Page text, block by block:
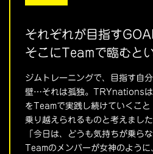
それぞれが目指す
そこにTeamで臨むと
ジムトレーニングで、目指す自
壁…それは孤独。TRYnations
をTeamで実践し続けていくこ
乗り越えられるものと考えました
「今日は、どうも気持ちが乗ら
Teamのメンバーが女神のよう